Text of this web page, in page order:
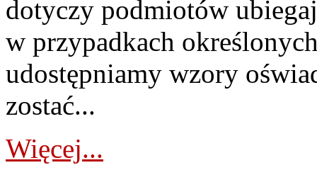
dotyczy podmiotów
w przypadkach
udostępniamy wzory
zostać...
Więcej...